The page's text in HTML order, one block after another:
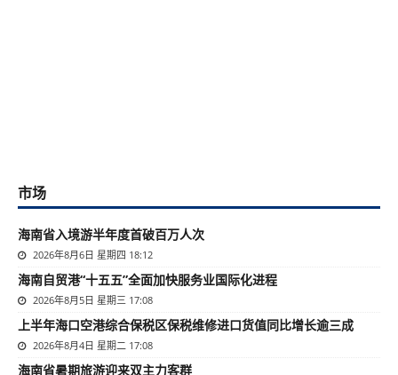
市场
海南省入境游半年度首破百万人次
2026年8月6日 星期四 18:12
海南自贸港“十五五”全面加快服务业国际化进程
2026年8月5日 星期三 17:08
上半年海口空港综合保税区保税维修进口货值同比增长逾三成
2026年8月4日 星期二 17:08
海南省暑期旅游迎来双主力客群